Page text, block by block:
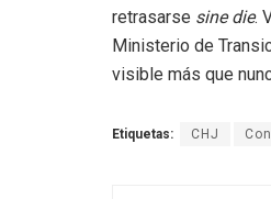
retrasarse sine die.
Ministerio de
visible más que
Etiquetas: CHJ